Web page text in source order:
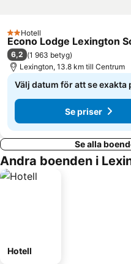
2 Stjärnor
Hotell
Econo Lodge Lexington
6,2 (1 963 betyg)
Lexington, 13.8 km till Centrum
Välj datum för att se exakta
Se priser
Se alla
Andra boenden i
Hotell